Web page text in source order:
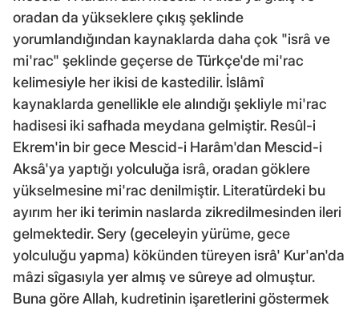
oradan da yükseklere çıkış şeklinde
yorumlandığından kaynaklarda daha çok "isrâ ve
mi'rac" şeklinde geçerse de Türkçe'de mi'rac
kelimesiyle her ikisi de kastedilir. İslâmî
kaynaklarda genellikle ele alındığı şekliyle mi'rac
hadisesi iki safhada meydana gelmiştir. Resûl-i
Ekrem'in bir gece Mescid-i Harâm'dan Mescid-i
Aksâ'ya yaptığı yolculuğa isrâ, oradan göklere
yükselmesine mi'rac denilmiştir. Literatürdeki bu
ayırım her iki terimin naslarda zikredilmesinden ileri
gelmektedir. Sery (geceleyin yürüme, gece
yolculuğu yapma) kökünden türeyen isrâ' Kur'an'da
mâzi sîgasıyla yer almış ve sûreye ad olmuştur.
Buna göre Allah, kudretinin işaretlerini göstermek